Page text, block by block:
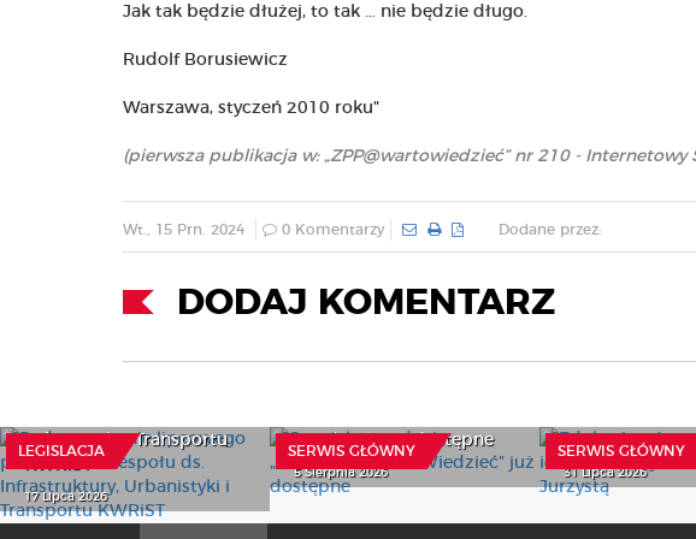
Jak tak będzie dłużej, to tak … nie będzie długo.
Rudolf Borusiewicz
Warszawa, styczeń 2010 roku"
(pierwsza publikacja w: „ZPP@wartowiedzieć” nr 210 -
Wt., 15 Prn. 2024 0 Komentarzy Dodane przez:
DODAJ KOMENTARZ
LEGISLACJA
Urbanistyki i Transportu
17 Lipca 2026
SERWIS GŁÓWNY
Wiedzieć” już dostępne
5 Sierpnia 2026
SERWIS GŁÓWNY
Marcinem
31 Lipca 2026